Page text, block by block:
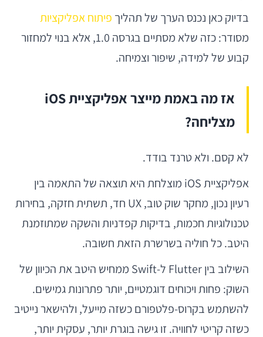
בדיוק כאן נכנס הערך של תהליך פיתוח אפליקציות
מסודר: כזה שלא מסתיים בגרסה 1.0, אלא בנוי למחזור
קבוע של למידה, שיפור וצמיחה.
אז מה באמת מייצר אפליקציית iOS
מצליחה?
לא קסם. ולא טרנד בודד.
אפליקציית iOS מוצלחת היא תוצאה של התאמה בין
רעיון נכון, מחקר שוק טוב, UX חד, תשתית חזקה, בחירות
טכנולוגיות חכמות, בדיקות קפדניות והשקה שמתוזמנת
היטב. כל חוליה בשרשרת הזאת חשובה.
השילוב בין Flutter ל-Swift ממחיש היטב את הכיוון של
השוק: פחות ויכוחים דוגמטיים, יותר פתרונות גמישים.
להשתמש בקרוס-פלטפורם כשזה מייעל, ולהישאר נייטיב
כשזה קריטי לחוויה. זו גישה בוגרת יותר, עסקית יותר,